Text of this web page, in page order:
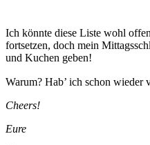
Ich könnte diese Liste wohl
fortsetzen, doch mein
und Kuchen geben!
Warum? Hab’ ich schon wieder
Cheers!
Eure